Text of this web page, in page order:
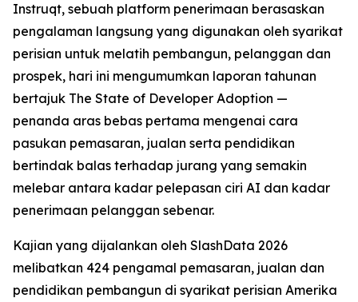
Instruqt, sebuah platform penerimaan berasaskan
pengalaman langsung yang digunakan oleh syarikat
perisian untuk melatih pembangun, pelanggan dan
prospek, hari ini mengumumkan laporan tahunan
bertajuk The State of Developer Adoption —
penanda aras bebas pertama mengenai cara
pasukan pemasaran, jualan serta pendidikan
bertindak balas terhadap jurang yang semakin
melebar antara kadar pelepasan ciri AI dan kadar
penerimaan pelanggan sebenar.
Kajian yang dijalankan oleh SlashData 2026
melibatkan 424 pengamal pemasaran, jualan dan
pendidikan pembangun di syarikat perisian Amerika